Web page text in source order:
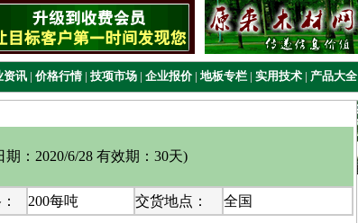
资讯 | 价格行情 | 技项市场 | 企业报价 | 地板专栏 | 实用技术 | 产品大全
期：2020/6/28 有效期：30天)
200每吨 交货地点： 全国